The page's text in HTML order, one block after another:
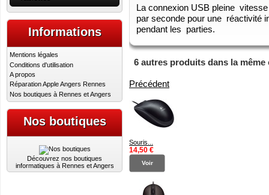
Informations
Mentions légales
Conditions d'utilisation
A propos
Réparation Apple Angers Rennes
Nos boutiques à Rennes et Angers
Nos boutiques
Découvrez nos boutiques
informatiques à Rennes et Angers
La connexion USB pleine
par seconde pour une réactivité
pendant les parties.
6 autres produits dans la même
Précédent
Souris...
14,50 €
Voir